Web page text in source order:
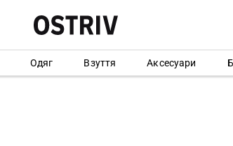
Одяг Взуття Аксесуари